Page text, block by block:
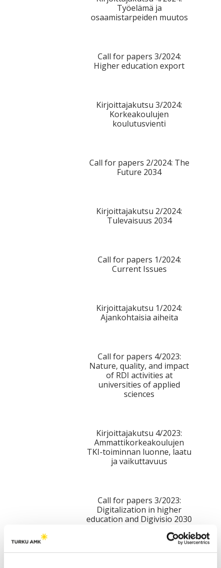
Työelämä ja
osaamistarpeiden muutos
Call for papers 3/2024:
Higher education export
Kirjoittajakutsu 3/2024:
Korkeakoulujen
koulutusvienti
Call for papers 2/2024: The
Future 2034
Kirjoittajakutsu 2/2024:
Tulevaisuus 2034
Call for papers 1/2024:
Current Issues
Kirjoittajakutsu 1/2024:
Ajankohtaisia aiheita
Call for papers 4/2023:
Nature, quality, and impact
of RDI activities at
universities of applied
sciences
Kirjoittajakutsu 4/2023:
Ammattikorkeakoulujen
TKI-toiminnan luonne, laatu
ja vaikuttavuus
Call for papers 3/2023:
Digitalization in higher
education and Digivisio 2030